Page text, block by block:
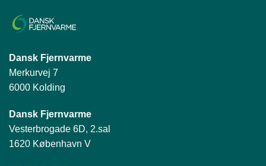
Dansk Fjernvarme
Merkurvej 7
6000 Kolding
Dansk Fjernvarme
Vesterbrogade 6D, 2.sal
1620 København V